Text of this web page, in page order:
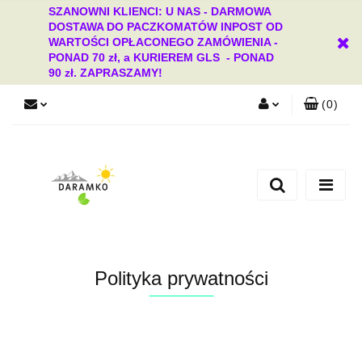
SZANOWNI KLIENCI: U NAS - DARMOWA
DOSTAWA DO PACZKOMATÓW INPOST OD
WARTOŚCI OPŁACONEGO ZAMÓWIENIA -
PONAD 70 zł, a KURIEREM GLS - PONAD
90 zł. ZAPRASZAMY!
Dodaj zgłoszenie
(0)
Polityka prywatności